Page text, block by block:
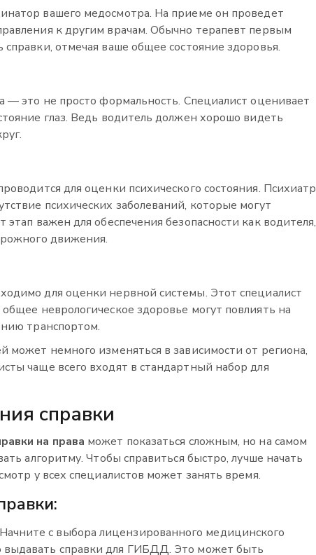
вашего медосмотра. На приеме он проведет
к другим врачам. Обычно терапевт первым
отмечая ваше общее состояние здоровья.
— это не просто формальность. Специалист оценивает
глаз. Ведь водитель должен хорошо видеть
для оценки психического состояния. Психиатр
психических заболеваний, которые могут
важен для обеспечения безопасности как водителя,
движения.
для оценки нервной системы. Этот специалист
неврологическое здоровье могут повлиять на
транспортом.
может немного изменяться в зависимости от региона,
чаще всего входят в стандартный набор для
справки
на права может показаться сложным, но на самом
алгоритму. Чтобы справиться быстро, лучше начать
у всех специалистов может занять время.
с выбора лицензированного медицинского
выдавать справки для ГИБДД. Это может быть